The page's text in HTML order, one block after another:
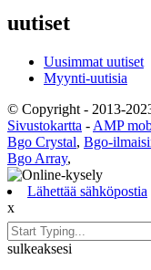
uutiset
Uusimmat uutiset
Myynti-uutisia
© Copyright - 2013-
Sivustokartta - AMP
Bgo Crystal, Bgo-
Bgo Array,
Lähettää sähköpostia
x
sulkeaksesi